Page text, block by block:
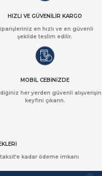
HIZLI VE GÜVENİLİR KARGO
en hızlı ve en güvenli
şekilde teslim edilir.
MOBİL CEBİNİZDE
her yerden güvenli alışverişin
keyfini çıkarın.
kadar ödeme imkanı